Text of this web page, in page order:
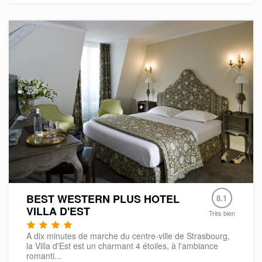
BEST WESTERN PLUS HOTEL
VILLA D'EST
8.1
Très bien
A dix minutes de marche du centre-ville de Strasbourg,
la Villa d'Est est un charmant 4 étoiles, à l'ambiance
romanti...